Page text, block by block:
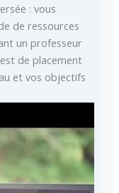
: vous
de ressources
un professeur
de placement
et vos objectifs